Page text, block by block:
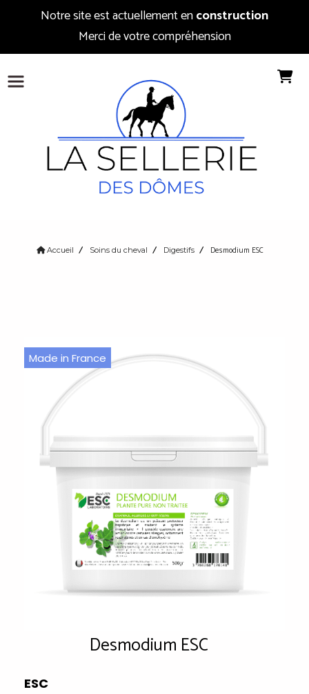
Notre site est actuellement enconstruction
Merci de votre compréhension
Accueil Soins du cheval Digestifs Desmodium ESC
Made in France
Desmodium ESC
ESC